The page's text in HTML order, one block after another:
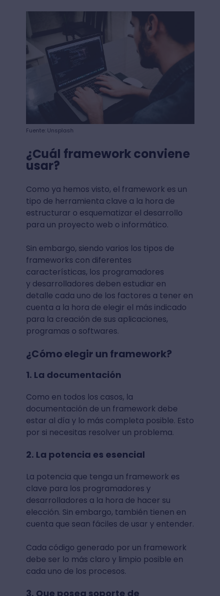
Fuente: Unsplash
¿Cuál framework conviene
usar?
Como ya hemos visto, el framework es un
tipo de herramienta clave a la hora de
estructurar o esquematizar el desarrollo
para un proyecto web o informático.
Sin embargo, siendo varios los tipos de
frameworks con diferentes
características, los programadores
y desarrolladores deben estudiar en
detalle cada uno de los factores a tener en
cuenta a la hora de elegir el más indicado
para la creación de sus aplicaciones,
programas o softwares.
¿Cómo elegir un framework?
1. La documentación
Como en todos los casos, la
documentación de un framework debe
estar al día y lo más completa posible. Esto
por si necesitas resolver un problema.
2. La potencia es esencial
La potencia que tenga un framework es
clave para los programadores y
desarrolladores a la hora de hacer su
elección. Sin embargo, también tienen en
cuenta que sean fáciles de usar y entender.
Cada código generado por un framework
debe ser lo más claro y limpio posible en
cada uno de los procesos.
3. Que posea soporte de